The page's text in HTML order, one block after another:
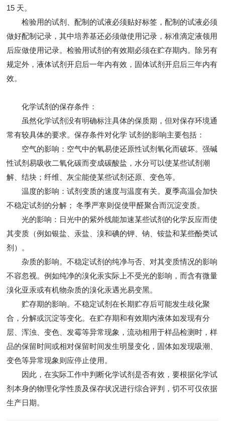
15 天。
检验用的试剂、配制的试液必须贴好标签，配制的试液必须
做好配制记录，其中培养基还必须做使用记录，标准滴定液领用
后应做使用记录。检验用试剂的有效期必须在贮存期内。除另有
规定外，液体试剂开启后一年内有效，固体试剂开启后三年内有
效。
化学试剂的保存条件：
虽然化学试剂没有明确标注具体的保质期，但对保存环境通
常有较具体的要求。保存条件对化学 试剂的影响主要包括：
空气的影响：空气中的氧易使还原性试剂氧化而破坏。强碱
性试剂易吸收二氧化碳而变成碳酸盐，水分可以使某些试剂潮
解、结块；纤维、灰尘能使某些试剂还原、变色等。
温度的影响：试剂变质的速度与温度有关。夏季高温会加快
不稳定试剂的分解； 冬季严寒则促使甲醛聚合而沉淀变质。
光的影响：日光中的紫外线能加速某些试剂的化学反应而使
其变质（例如银盐、汞盐、溴和碘的钾、钠、铵盐和某些酚类试
剂）。
杂质的影响。不稳定试剂的纯净与否、对其变质情况的影响
不容忽视。例如纯净的溴化汞实际上不受光的影响，而含有微量
溴化亚汞或有机物杂质的溴化汞遇光易变黑。
贮存期的影响。不稳定试剂在长期贮存后可能发生歧化聚
合，分解或沉淀等变化。在贮存期和有效期内液体如发现有分
层、浑浊、变色、发霉等异常现象，流动相用于样品检测时，样
品的保留时间或相对保留时间发生明显变化，固体如发现吸潮、
变色等异常现象则应停止使用。
因此，在实际工作中判断化学试剂是否有效，要根据化学试
剂本身的物理化学性质及保存状况进行综合评判，切不可仅依据
生产日期。